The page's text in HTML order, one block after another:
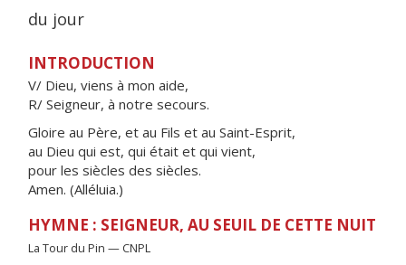
du jour
INTRODUCTION
V/ Dieu, viens à mon aide,
R/ Seigneur, à notre secours.
Gloire au Père, et au Fils et au Saint-Esprit,
au Dieu qui est, qui était et qui vient,
pour les siècles des siècles.
Amen. (Alléluia.)
HYMNE : SEIGNEUR, AU SEUIL DE CETTE NUIT
La Tour du Pin — CNPL